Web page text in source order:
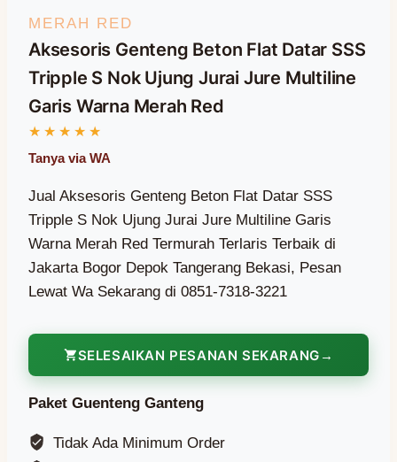
MERAH RED
Aksesoris Genteng Beton Flat Datar SSS
Tripple S Nok Ujung Jurai Jure Multiline
Garis Warna Merah Red
Jual Aksesoris Genteng Beton Flat Datar SSS
Tripple S Nok Ujung Jurai Jure Multiline Garis
Warna Merah Red Termurah Terlaris Terbaik di
Jakarta Bogor Depok Tangerang Bekasi, Pesan
Lewat Wa Sekarang di 0851-7318-3221
SELESAIKAN PESANAN SEKARANG
Paket Guenteng Ganteng
Tidak Ada Minimum Order